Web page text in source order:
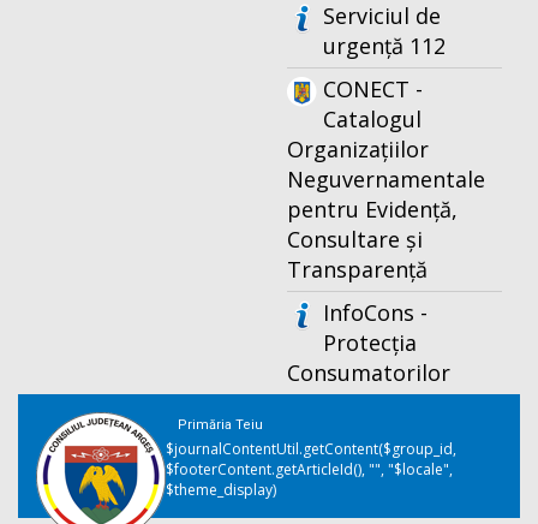
Serviciul de
urgență 112
CONECT -
Catalogul
Organizațiilor
Neguvernamentale
pentru Evidență,
Consultare și
Transparență
InfoCons -
Protecția
Consumatorilor
Primăria Teiu
$journalContentUtil.getContent($group_id,
$footerContent.getArticleId(), "", "$locale",
$theme_display)